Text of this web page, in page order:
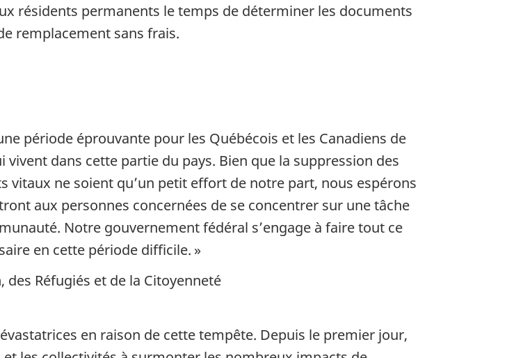
résidents permanents le temps de déterminer les documents
remplacement sans frais.
période éprouvante pour les Québécois et les Canadiens de
dans cette partie du pays. Bien que la suppression des
ne soient qu’un petit effort de notre part, nous espérons
aux personnes concernées de se concentrer sur une tâche
Notre gouvernement fédéral s’engage à faire tout ce
en cette période difficile. »
des Réfugiés et de la Citoyenneté
en raison de cette tempête. Depuis le premier jour,